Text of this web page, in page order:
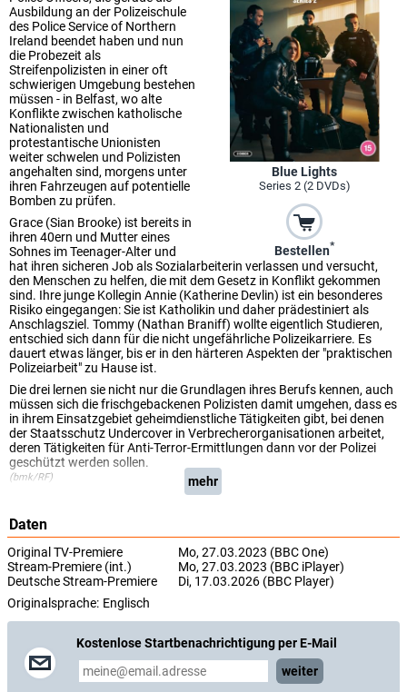
Blue Lights
Series 2 (2 DVDs)
Bestellen*
Ausbildung an der Polizeischule
des Police Service of Northern
Ireland beendet haben und nun
die Probezeit als
Streifenpolizisten in einer oft
schwierigen Umgebung bestehen
müssen - in Belfast, wo alte
Konflikte zwischen katholische
Nationalisten und
protestantische Unionisten
weiter schwelen und Polizisten
angehalten sind, morgens unter
ihren Fahrzeugen auf potentielle
Bomben zu prüfen.
Grace (Sian Brooke) ist bereits in
ihren 40ern und Mutter eines
Sohnes im Teenager-Alter und
hat ihren sicheren Job als Sozialarbeiterin verlassen und versucht,
den Menschen zu helfen, die mit dem Gesetz in Konflikt gekommen
sind. Ihre junge Kollegin Annie (Katherine Devlin) ist ein besonderes
Risiko eingegangen: Sie ist Katholikin und daher prädestiniert als
Anschlagsziel. Tommy (Nathan Braniff) wollte eigentlich Studieren,
entschied sich dann für die nicht ungefährliche Polizeikarriere. Es
dauert etwas länger, bis er in den härteren Aspekten der "praktischen
Polizeiarbeit" zu Hause ist.
Die drei lernen sie nicht nur die Grundlagen ihres Berufs kennen, auch
müssen sich die frischgebackenen Polizisten damit umgehen, dass es
in ihrem Einsatzgebiet geheimdienstliche Tätigkeiten gibt, bei denen
der Staatsschutz Undercover in Verbrecherorganisationen arbeitet,
deren Tätigkeiten für Anti-Terror-Ermittlungen dann vor der Polizei
geschützt werden sollen.
(bmk/RF) mehr
Daten
Original TV-Premiere
Mo, 27.03.2023 (BBC One)
Stream-Premiere (int.)
Mo, 27.03.2023 (BBC iPlayer)
Deutsche Stream-Premiere
Di, 17.03.2026 (BBC Player)
Originalsprache: Englisch
Kostenlose Startbenachrichtigung per E-Mail
weiter